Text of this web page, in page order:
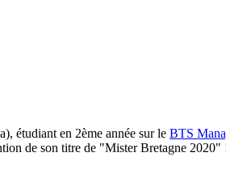
étudiant en 2ème année sur le BTS
de son titre de "Mister Bretagne 2020"